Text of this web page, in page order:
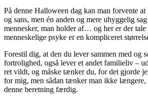
På denne Halloween dag kan man forvente
og sans, men én anden og mere uhyggelig sag
mennesker, man holder af… og her er der tale
menneskelige psyke er en kompliceret
Forestil dig, at den du lever sammen med og
fortrolighed, også lever et andet familieliv –
ret vildt, og måske tænker du, for det gjorde
for mig, men sådan tænker man ikke
denne beretning færdig.